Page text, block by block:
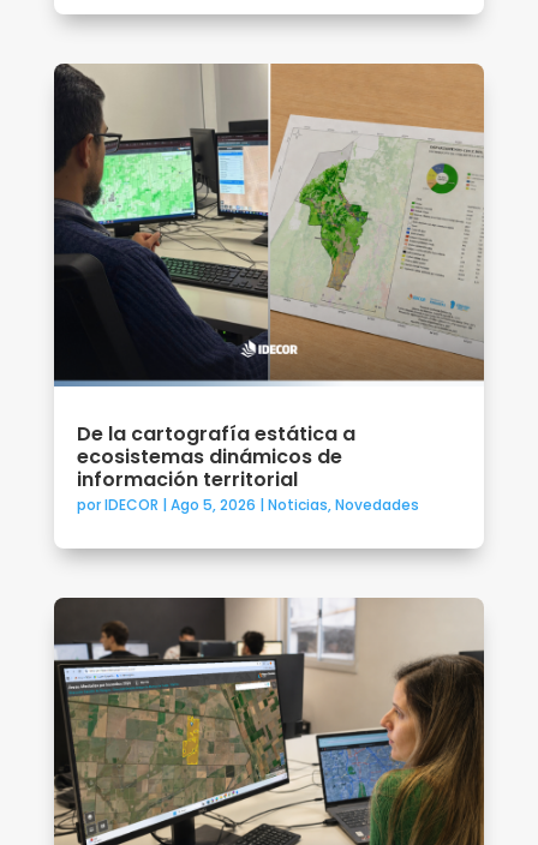
De la cartografía estática a
ecosistemas dinámicos de
información territorial
porIDECOR | Ago 5, 2026 | Noticias,Novedades